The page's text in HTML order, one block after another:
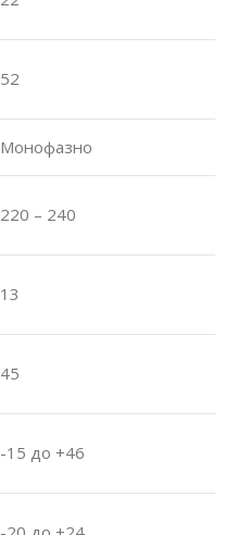
52
Монофазно
220 – 240
13
45
-15 до +46